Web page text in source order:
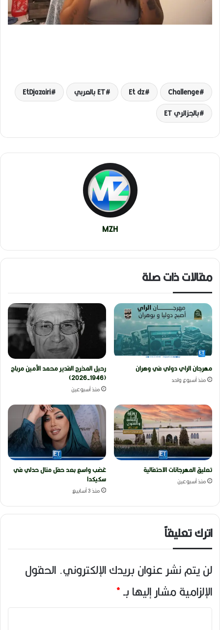
Challenge
Et dz ET بالعربي
EtDjazairi
بالجزائري ET
MZH
مقالات ذات صلة
مهرجان الراي دولي في وهران
منذ أسبوع واحد
رحيل المخرج القدير محمد الأمين مرباح
(1946-2026)
منذ أسبوعين
تعليق المهرجانات الاحتفالية
منذ أسبوعين
غضب واسع بعد حفل منال حدلي في
سكيكدا
منذ 3 أسابيع
اترك تعليقاً
لن يتم نشر عنوان بريدك الإلكتروني. الحقول
الإلزامية مشار إليها بـ*
ا